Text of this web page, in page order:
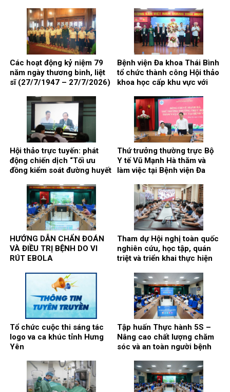
Các hoạt động kỷ niệm 79
năm ngày thương binh, liệt
sĩ (27/7/1947 – 27/7/2026)
Bệnh viện Đa khoa Thái Bình
tổ chức thành công Hội thảo
khoa học cấp khu vực với
cao chất lượng phẫu thuật
và can thiệp điều trị bệnh lý
gan, mật, tụy”
Hội thảo trực tuyến: phát
động chiến dịch “Tối ưu
đồng kiểm soát đường huyết
bệnh nhân đái tháo đường
Thứ trưởng thường trực Bộ
Y tế Vũ Mạnh Hà thăm và
làm việc tại Bệnh viện Đa
HƯỚNG DẪN CHẨN ĐOÁN
VÀ ĐIỀU TRỊ BỆNH DO VI
RÚT EBOLA
Tham dự Hội nghị toàn quốc
nghiên cứu, học tập, quán
triệt và triển khai thực hiện
của Bộ Chính trị
Tổ chức cuộc thi sáng tác
logo va ca khúc tỉnh Hưng
Yên
Tập huấn Thực hành 5S –
Nâng cao chất lượng chăm
sóc và an toàn người bệnh